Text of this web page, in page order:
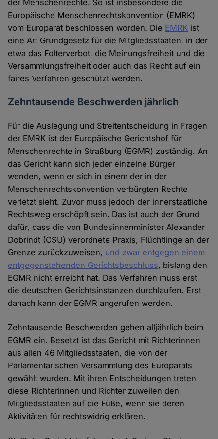
der Menschenrechte. So ist insbesondere die
Europäische Menschenrechtskonvention (EMRK)
vom Europarat beschlossen worden. Die EMRK ist
eine Art Grundgesetz für die Mitgliedsstaaten, in der
etwa das Folterverbot, die Meinungsfreiheit und die
Versammlungsfreiheit oder auch das Recht auf ein
faires Verfahren geschützt werden.
Zehntausende Beschwerden jährlich
Für die Auslegung und Streitentscheidung in Fragen
der EMRK ist der Europäische Gerichtshof für
Menschenrechte in Straßburg (EGMR) zuständig. An
das Gericht kann sich jeder einzelne Bürger
wenden, wenn er sich in einem der in der
Menschenrechtskonvention verbürgten Rechte
verletzt sieht. Zuvor muss jedoch der innerstaatliche
Rechtsweg erschöpft sein. Das ist auch der Grund
dafür, dass die von Bundesinnenminister Alexander
Dobrindt (CSU) verordnete Praxis, Flüchtlinge an der
Grenze zurückzuweisen, und zwar entgegen einem
entgegenstehenden Gerichtsbeschluss, bislang den
EGMR nicht erreicht hat. Das Verfahren muss erst
die deutschen Gerichtsinstanzen durchlaufen. Erst
danach kann der EGMR angerufen werden.
Zehntausende Beschwerden gehen alljährlich beim
EGMR ein. Besetzt ist das Gericht mit Richterinnen
aus allen 46 Mitgliedsstaaten, die von der
Parlamentarischen Versammlung des Europarats
gewählt wurden. Mit ihren Entscheidungen treten
diese Richterinnen und Richter zuweilen den
Mitgliedsstaaten auf die Füße, wenn sie deren
Aktivitäten für rechtswidrig erklären.